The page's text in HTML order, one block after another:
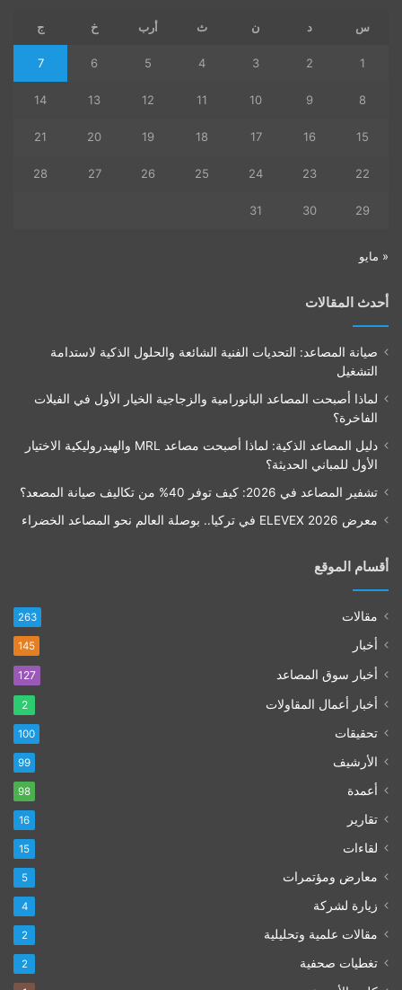
س د ن ث أرب خ ج
1
2
3
4
5
6
7
8
9
10
11
12
13
14
15
16
17
18
19
20
21
22
23
24
25
26
27
28
29
30
31
« مايو
أحدث المقالات
صيانة المصاعد: التحديات الفنية الشائعة والحلول الذكية لاستدامة
التشغيل
لماذا أصبحت المصاعد البانورامية والزجاجية الخيار الأول في الفيلات
الفاخرة؟
دليل المصاعد الذكية: لماذا أصبحت مصاعد MRL والهيدروليكية الاختيار
الأول للمباني الحديثة؟
تشفير المصاعد في 2026: كيف توفر 40% من تكاليف صيانة المصعد؟
معرض ELEVEX 2026 في تركيا.. بوصلة العالم نحو المصاعد الخضراء
أقسام الموقع
مقالات 263
أخبار 145
أخبار سوق المصاعد 127
أخبار أعمال المقاولات 2
تحقيقات 100
الأرشيف 99
أعمدة 98
تقارير 16
لقاءات 15
معارض ومؤتمرات 5
زيارة لشركة 4
مقالات علمية وتحليلية 2
تغطيات صحفية 2